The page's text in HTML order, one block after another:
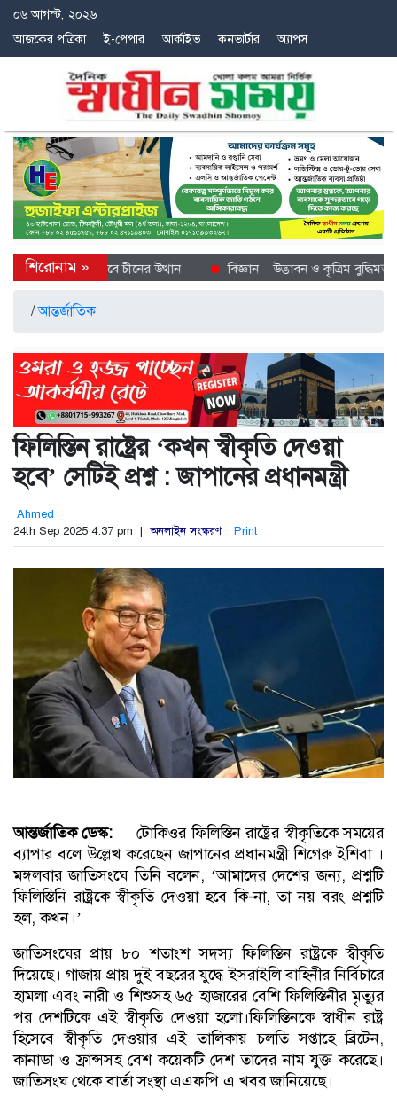
০৬ আগস্ট, ২০২৬
আজকের পত্রিকা
ই-পেপার আর্কাইভ কনভার্টার অ্যাপস
শীতল গন্তব্য হিসেবে চীনের উত্থান বিজ্ঞান – উদ্ভাবন ও কৃত্রিম বুদ্ধিমত্তায়
/আন্তর্জাতিক
ফিলিস্তিন রাষ্ট্রের ‘কখন স্বীকৃতি দেওয়া
হবে’ সেটিই প্রশ্ন : জাপানের প্রধানমন্ত্রী
Ahmed
24th Sep 2025 4:37 pm | অনলাইন সংস্করণ Print
আন্তর্জাতিক ডেস্ক: টোকিওর ফিলিস্তিন রাষ্ট্রের স্বীকৃতিকে সময়ের
ব্যাপার বলে উল্লেখ করেছেন জাপানের প্রধানমন্ত্রী শিগেরু ইশিবা ।
মঙ্গলবার জাতিসংঘে তিনি বলেন, ‘আমাদের দেশের জন্য, প্রশ্নটি
ফিলিস্তিনি রাষ্ট্রকে স্বীকৃতি দেওয়া হবে কি-না, তা নয় বরং প্রশ্নটি
হল, কখন।’
জাতিসংঘের প্রায় ৮০ শতাংশ সদস্য ফিলিস্তিন রাষ্ট্রকে স্বীকৃতি
দিয়েছে। গাজায় প্রায় দুই বছরের যুদ্ধে ইসরাইলি বাহিনীর নির্বিচারে
হামলা এবং নারী ও শিশুসহ ৬৫ হাজারের বেশি ফিলিস্তিনীর মৃত্যুর
পর দেশটিকে এই স্বীকৃতি দেওয়া হলো।ফিলিস্তিনকে স্বাধীন রাষ্ট্র
হিসেবে স্বীকৃতি দেওয়ার এই তালিকায় চলতি সপ্তাহে ব্রিটেন,
কানাডা ও ফ্রান্সসহ বেশ কয়েকটি দেশ তাদের নাম যুক্ত করেছে।
জাতিসংঘ থেকে বার্তা সংস্থা এএফপি এ খবর জানিয়েছে।